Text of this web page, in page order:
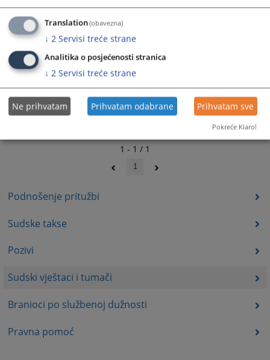
Podnošenje pritužbi
Sudske takse
Pozivi
Sudski vještaci i tumači
Branioci po službenoj dužnosti
Pravna pomoć
1 - 1 / 1
1
Translation(obavezna)
↓ 2 Servisi treće strane
Analitika o posjećenosti stranica
↓ 2 Servisi treće strane
Ne prihvatam Prihvatam odabrane Prihvatam sve
Pokreće Klaro!